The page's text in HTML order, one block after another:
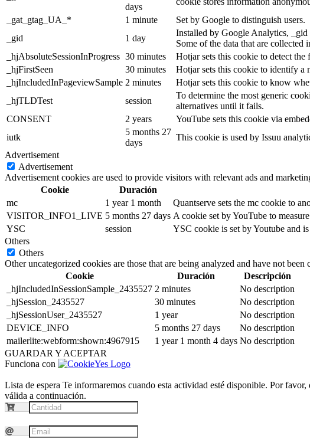
days
_gat_gtag_UA_*
1 minute
Set by Google to distinguish users.
_gid
1 day
Installed by Google Analytics, _gid
Some of the data that are
_hjAbsoluteSessionInProgress 30 minutes
Hotjar sets this cookie to detect the
_hjFirstSeen
30 minutes
Hotjar sets this cookie to identify a
_hjIncludedInPageviewSample 2 minutes
Hotjar sets this cookie to know
_hjTLDTest
session
To determine the most generic
alternatives until it fails.
CONSENT
2 years
YouTube sets this cookie via
iutk
5 months 27
days
This cookie is used by Issuu
Advertisement
Advertisement
Advertisement cookies are used to provide visitors with relevant ads and
Cookie
Duración
mc
1 year 1 month
Quantserve sets the mc cookie to
VISITOR_INFO1_LIVE 5 months 27 days A cookie set by YouTube to
YSC
session
YSC cookie is set by Youtube and
Others
Others
Other uncategorized cookies are those that are being analyzed and have not been
Cookie
Duración
Descripción
_hjIncludedInSessionSample_2435527 2 minutes
No description
_hjSession_2435527
30 minutes
No description
_hjSessionUser_2435527
1 year
No description
DEVICE_INFO
5 months 27 days
No description
mailerlite:webform:shown:4967915
1 year 1 month 4 days No description
GUARDAR Y ACEPTAR
Funciona con
Lista de espera Te informaremos cuando esta actividad esté disponible. Por
válida a continuación.